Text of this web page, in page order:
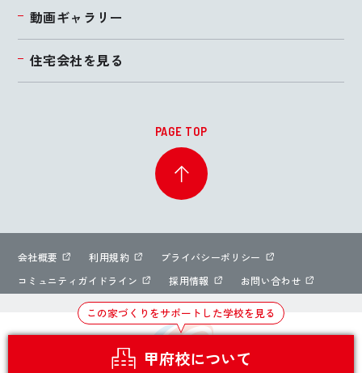
この家づくりをサポートした学校を見る
甲府校について
動画ギャラリー
住宅会社を見る
PAGE TOP
会社概要 利用規約
プライバシーポリシー
コミュニティガイドライン
採用情報 お問い合わせ